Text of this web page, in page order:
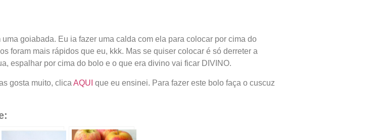
goiabada. Eu ia fazer uma calda com ela para colocar por cima do
foram mais rápidos que eu, kkk. Mas se quiser colocar é só derreter a
espalhar por cima do bolo e o que era divino vai ficar DIVINO.
gosta muito, clica AQUI que eu ensinei. Para fazer este bolo faça o cuscuz